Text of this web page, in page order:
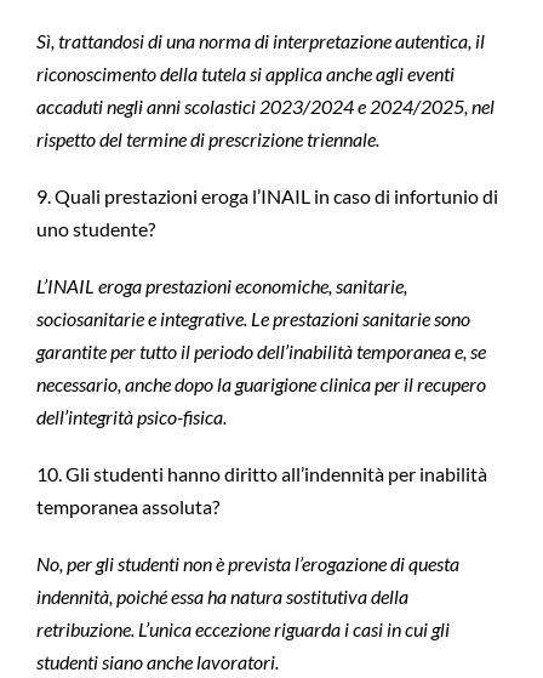
Sì, trattandosi di una norma di interpretazione autentica, il
riconoscimento della tutela si applica anche agli eventi
accaduti negli anni scolastici 2023/2024 e 2024/2025, nel
rispetto del termine di prescrizione triennale.
9. Quali prestazioni eroga l’INAIL in caso di infortunio di
uno studente?
L’INAIL eroga prestazioni economiche, sanitarie,
sociosanitarie e integrative. Le prestazioni sanitarie sono
garantite per tutto il periodo dell’inabilità temporanea e, se
necessario, anche dopo la guarigione clinica per il recupero
dell’integrità psico-fisica.
10. Gli studenti hanno diritto all’indennità per inabilità
temporanea assoluta?
No, per gli studenti non è prevista l’erogazione di questa
indennità, poiché essa ha natura sostitutiva della
retribuzione. L’unica eccezione riguarda i casi in cui gli
studenti siano anche lavoratori.